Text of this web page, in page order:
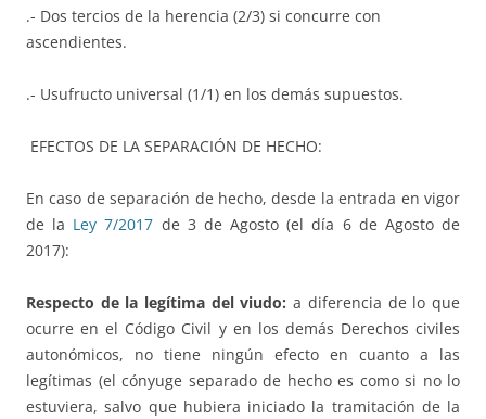
.- Dos tercios de la herencia (2/3) si concurre con
ascendientes.
.- Usufructo universal (1/1) en los demás supuestos.
EFECTOS DE LA SEPARACIÓN DE HECHO:
En caso de separación de hecho, desde la entrada en vigor
de la Ley 7/2017 de 3 de Agosto (el día 6 de Agosto de
2017):
Respecto de la legítima del viudo: a diferencia de lo que
ocurre en el Código Civil y en los demás Derechos civiles
autonómicos, no tiene ningún efecto en cuanto a las
legítimas (el cónyuge separado de hecho es como si no lo
estuviera, salvo que hubiera iniciado la tramitación de la